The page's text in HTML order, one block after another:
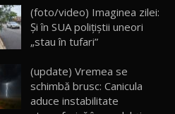
(foto/video) Imaginea zilei:
Și în SUA polițiștii uneori
„stau în tufari”
(update) Vremea se
schimbă brusc: Canicula
aduce instabilitate